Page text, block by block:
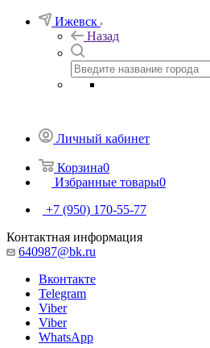
Ижевск
Назад
Личный кабинет
Корзина0
Избранные товары0
+7 (950) 170-55-77
Контактная информация
640987@bk.ru
Вконтакте
Telegram
Viber
Viber
WhatsApp